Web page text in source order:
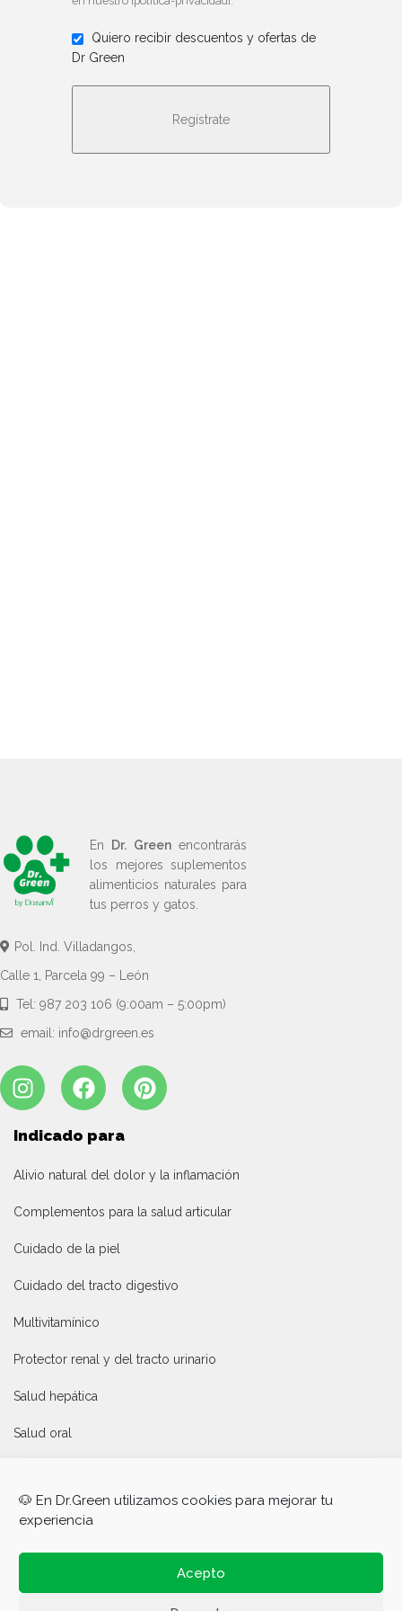
🐶 En Dr.Green utilizamos cookies para mejorar tu
experiencia
Acepto
Quiero recibir descuentos y ofertas de
Dr Green
En Dr. Greenencontrarás
los mejores suplementos
alimenticios naturales para
tus perros y gatos.
Pol. Ind. Villadangos,
Calle 1, Parcela 99 – León
Tel: 987 203 106 (9:00am – 5:00pm)
email: info@drgreen.es
Indicado para
Alivio natural del dolor y la inflamación
Complementos para la salud articular
Cuidado de la piel
Cuidado del tracto digestivo
Multivitamínico
Protector renal y del tracto urinario
Salud hepática
Salud oral
Enlaces de interés
Ofertas para el Black Friday
Política de privacidad